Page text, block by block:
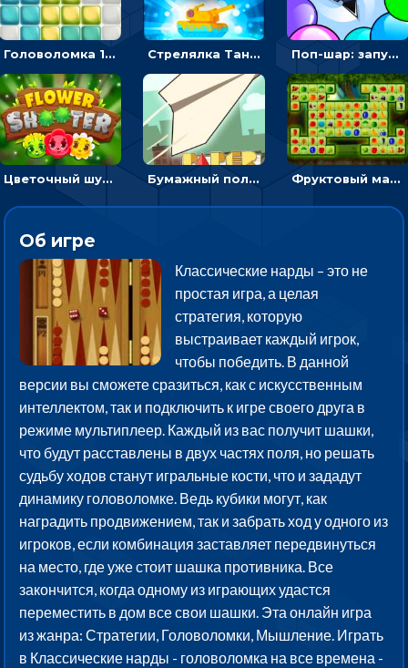
Головоломка 10х10 Стрелялка Танковые войны: бить по танку врага, чтобы уничтожить зло Поп-шар: запускать колючку, чтобы лопать воздушные шарики
Цветочный шутер: стрелять пчелками по цветам Бумажный полет: бросай самолетик и собери бонусы Фруктовый маджонг - найти одинаковые плитки головоломки
Об игре
Классические нарды – это не
простая игра, а целая
стратегия, которую
выстраивает каждый игрок,
чтобы победить. В данной
версии вы сможете сразиться, как с искусственным
интеллектом, так и подключить к игре своего друга в
режиме мультиплеер. Каждый из вас получит шашки,
что будут расставлены в двух частях поля, но решать
судьбу ходов станут игральные кости, что и зададут
динамику головоломке. Ведь кубики могут, как
наградить продвижением, так и забрать ход у одного из
игроков, если комбинация заставляет передвинуться
на место, где уже стоит шашка противника. Все
закончится, когда одному из играющих удастся
переместить в дом все свои шашки. Эта онлайн игра
из жанра: Стратегии, Головоломки, Мышление. Играть
в Классические нарды - головоломка на все времена -